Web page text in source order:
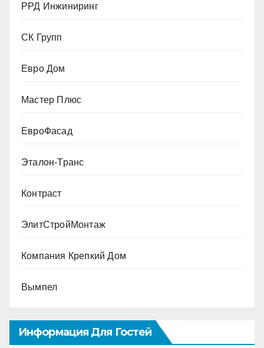
РРД Инжиниринг
СК Групп
Евро Дом
Мастер Плюс
ЕвроФасад
Эталон-Транс
Контраст
ЭлитСтройМонтаж
Компания Крепкий Дом
Вымпел
Информация Для Гостей